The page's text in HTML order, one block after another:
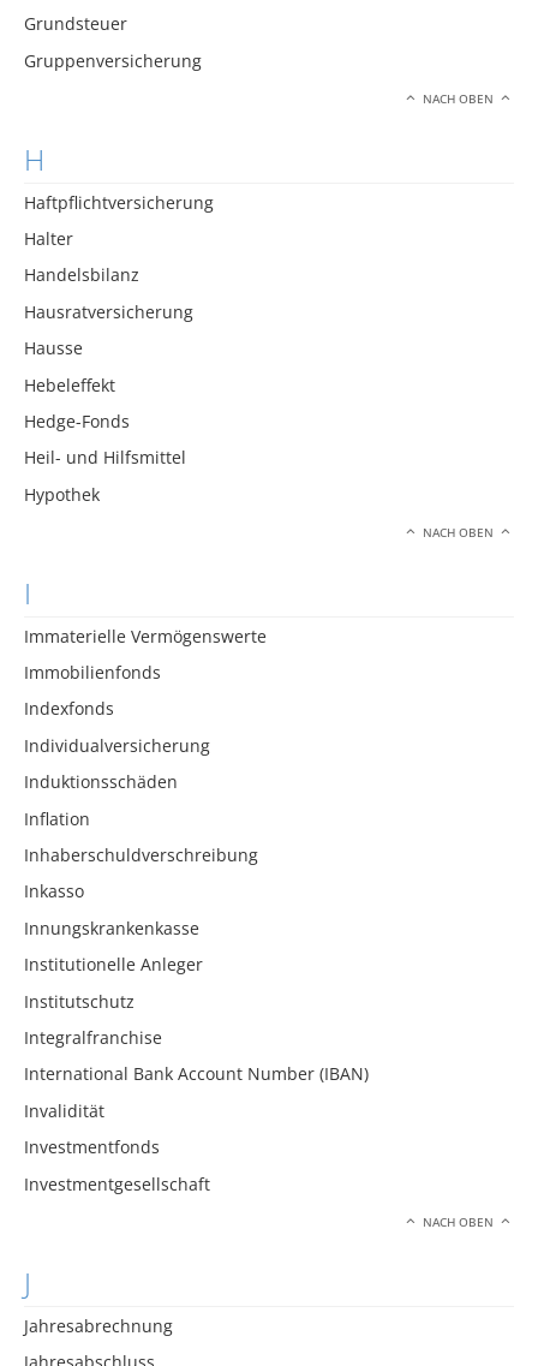
Grundsteuer
Gruppenversicherung
NACH OBEN
H
Haftpflichtversicherung
Halter
Handelsbilanz
Hausratversicherung
Hausse
Hebeleffekt
Hedge-Fonds
Heil- und Hilfsmittel
Hypothek
NACH OBEN
I
Immaterielle Vermögenswerte
Immobilienfonds
Indexfonds
Individualversicherung
Induktionsschäden
Inflation
Inhaberschuldverschreibung
Inkasso
Innungskrankenkasse
Institutionelle Anleger
Institutschutz
Integralfranchise
International Bank Account Number (IBAN)
Invalidität
Investmentfonds
Investmentgesellschaft
NACH OBEN
J
Jahresabrechnung